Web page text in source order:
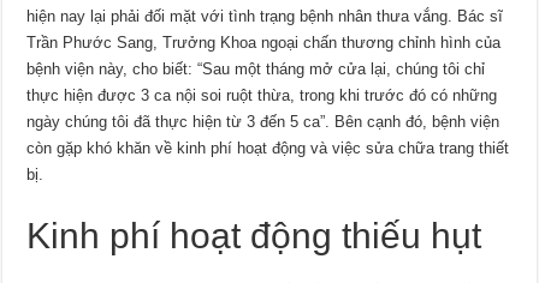
hiện nay lại phải đối mặt với tình trạng bệnh nhân thưa vắng. Bác sĩ
Trần Phước Sang, Trưởng Khoa ngoại chấn thương chỉnh hình của
bệnh viện này, cho biết: “Sau một tháng mở cửa lại, chúng tôi chỉ
thực hiện được 3 ca nội soi ruột thừa, trong khi trước đó có những
ngày chúng tôi đã thực hiện từ 3 đến 5 ca”. Bên cạnh đó, bệnh viện
còn gặp khó khăn về kinh phí hoạt động và việc sửa chữa trang thiết
bị.
Kinh phí hoạt động thiếu hụt